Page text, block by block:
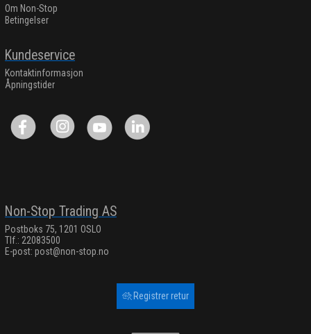
Om Non-Stop
Betingelser
Kundeservice
Kontaktinformasjon
Åpningstider
Non-Stop Trading AS
Postboks 75, 1201 OSLO
Tlf.: 22083500
E-post: post@non-stop.no
Registrer retur